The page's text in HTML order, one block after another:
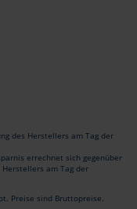
des Herstellers am Tag der
errechnet sich gegenüber
am Tag der
Preise sind Bruttopreise.